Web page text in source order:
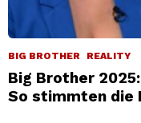
BIG BROTHER REALITY
Big Brother
So stimmten die